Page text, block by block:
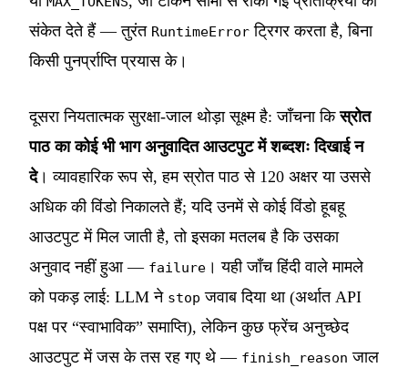
संकेत देते हैं — तुरंत RuntimeError ट्रिगर करता है, बिना
किसी पुनर्प्राप्ति प्रयास के।
दूसरा नियतात्मक सुरक्षा-जाल थोड़ा सूक्ष्म है: जाँचना किस्रोत
पाठ का कोई भी भाग अनुवादित आउटपुट में शब्दशः दिखाई न
दे। व्यावहारिक रूप से, हम स्रोत पाठ से 120 अक्षर या उससे
अधिक की विंडो निकालते हैं; यदि उनमें से कोई विंडो हूबहू
आउटपुट में मिल जाती है, तो इसका मतलब है कि उसका
अनुवाद नहीं हुआ — failure । यही जाँच हिंदी वाले मामले
को पकड़ लाई: LLM ने stop जवाब दिया था (अर्थात API
पक्ष पर “स्वाभाविक” समाप्ति), लेकिन कुछ फ्रेंच अनुच्छेद
आउटपुट में जस के तस रह गए थे — finish_reason जाल